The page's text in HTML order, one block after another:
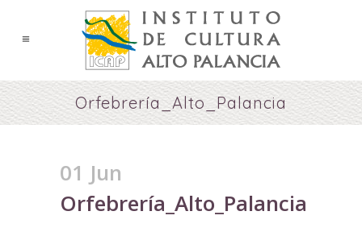
Orfebrería_Alto_Palancia
01 Jun
Orfebrería_Alto_Palancia